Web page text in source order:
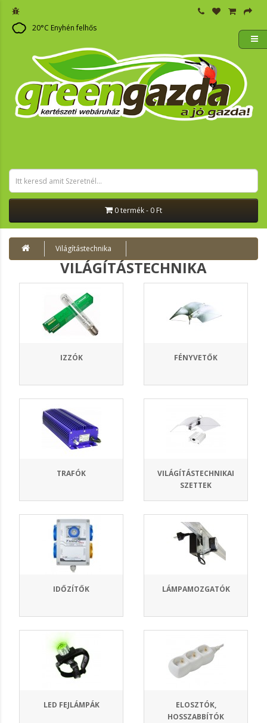
20°C Enyhén felhős
0 termék - 0 Ft
Világítástechnika
VILÁGÍTÁSTECHNIKA
IZZÓK FÉNYVETŐK
TRAFÓK
VILÁGÍTÁSTECHNIKAI
SZETTEK
IDŐZÍTŐK LÁMPAMOZGATÓK
LED FEJLÁMPÁK
ELOSZTÓK,
HOSSZABBÍTÓK